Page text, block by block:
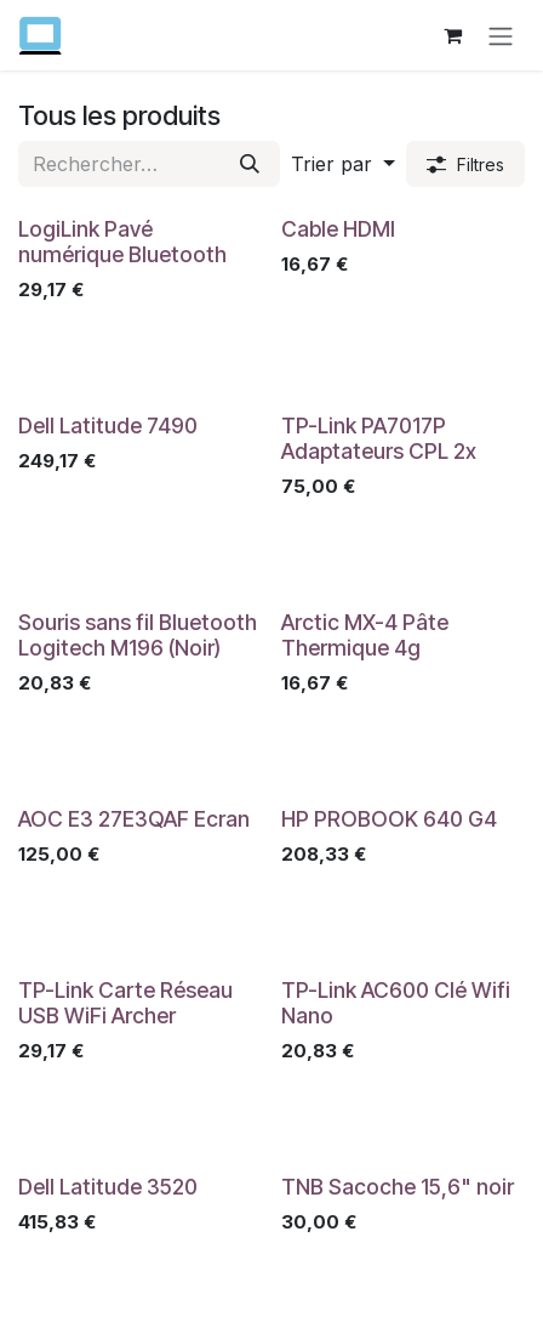
Se rendre au contenu
Tous les produits
Trier par Filtres
LogiLink Pavé
numérique Bluetooth
29,17 €
Cable HDMI
16,67 €
Dell Latitude 7490
249,17 €
TP-Link PA7017P
Adaptateurs CPL 2x
75,00 €
Souris sans fil Bluetooth
Logitech M196 (Noir)
20,83 €
Arctic MX-4 Pâte
Thermique 4g
16,67 €
AOC E3 27E3QAF Ecran
125,00 €
HP PROBOOK 640 G4
208,33€
TP-Link Carte Réseau
USB WiFi Archer
29,17 €
TP-Link AC600 Clé Wifi
Nano
20,83€
Dell Latitude 3520
415,83 €
TNB Sacoche 15,6" noir
30,00 €